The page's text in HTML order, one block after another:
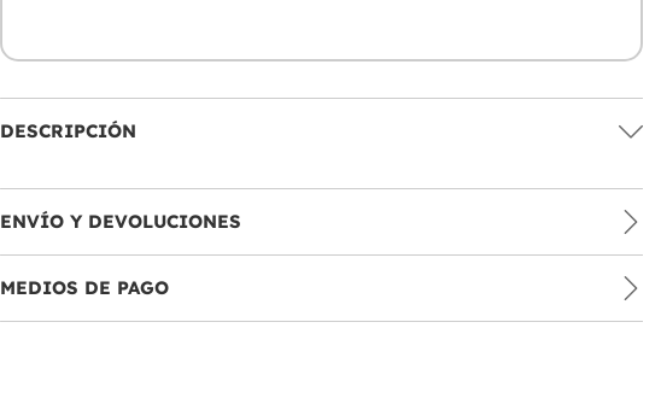
DESCRIPCIÓN
ENVÍO Y DEVOLUCIONES
MEDIOS DE PAGO